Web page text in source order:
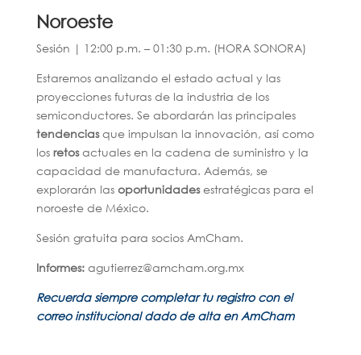
Noroeste
Sesión | 12:00 p.m. – 01:30 p.m. (HORA SONORA)
Estaremos analizando el estado actual y las
proyecciones futuras de la industria de los
semiconductores. Se abordarán las principales
tendenciasque impulsan la innovación, así como
los retosactuales en la cadena de suministro y la
capacidad de manufactura. Además, se
explorarán las oportunidadesestratégicas para el
noroeste de México.
Sesión gratuita para socios AmCham.
Informes: agutierrez@amcham.org.mx
Recuerda siempre completar tu registro con el
correo institucional dado de alta en AmCham